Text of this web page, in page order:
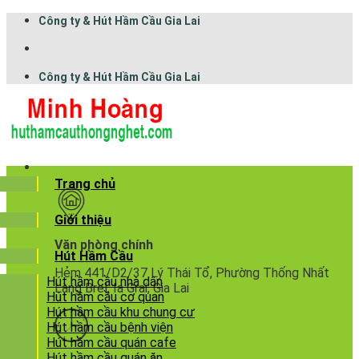
Công ty & Hút Hầm Cầu Gia Lai
Công ty & Hút Hầm Cầu Gia Lai
Văn phòng chính
Hẻm 441/D2/37 Lý Thái Tổ, Phường Thống Nhất
Làng Brel, Ia Grai, Gia Lai
Trang chủ
Giới thiệu
Hút Hầm Cầu
Hút hầm cầu nhà dân
Hút hầm cầu cơ quan
Hút hầm cầu khu chung cư
Hút hầm cầu bệnh viện
Hút hầm cầu quán cafe